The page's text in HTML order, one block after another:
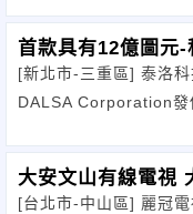
首款具有12億圖元-
[新北市-三重區] 泰洛科
DALSA Corporation
大安文山有線電視
[台北市-中山區] 麗冠電